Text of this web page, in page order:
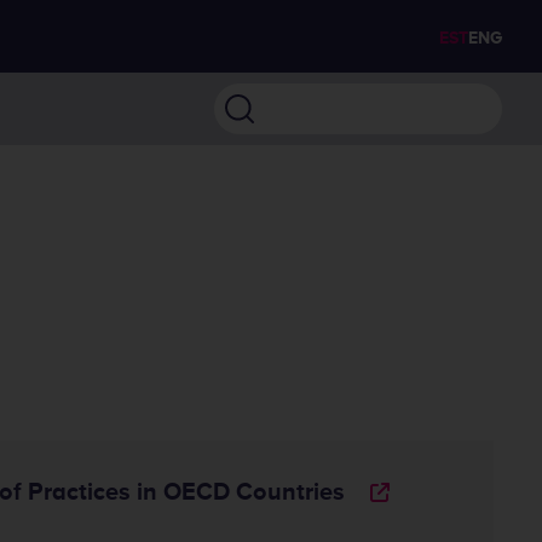
ESTENG
Otsi
Practices in OECD Countries